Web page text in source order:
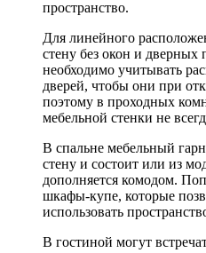
пространство.
Для линейного
стену без окон и дверных
необходимо учитывать
дверей, чтобы они при
поэтому в проходных
мебельной стенки не
В спальне мебельный
стену и состоит или из
дополняется комодом.
шкафы-купе, которые
использовать
В гостиной могут